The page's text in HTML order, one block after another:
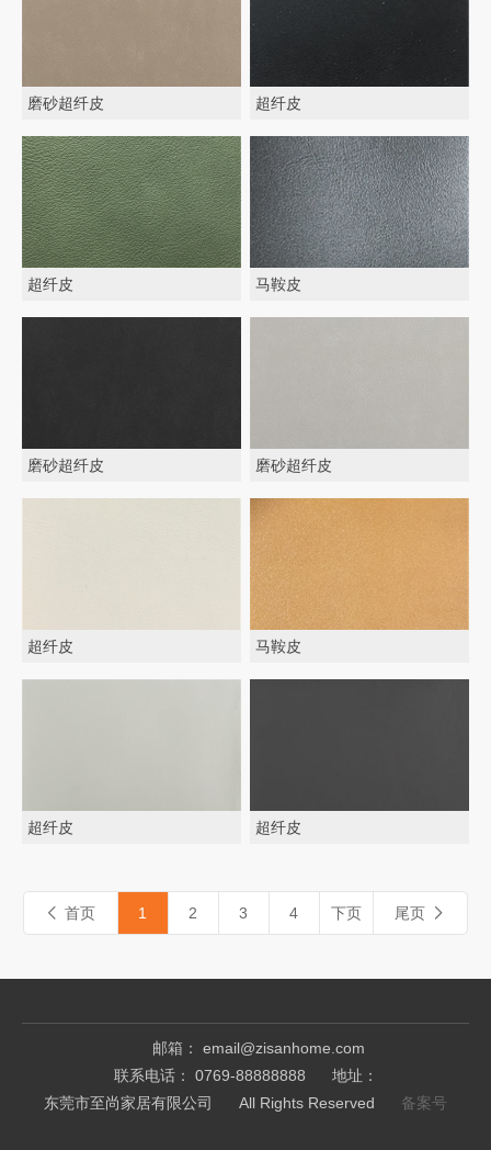
磨砂超纤皮 超纤皮
超纤皮 马鞍皮
磨砂超纤皮 磨砂超纤皮
超纤皮 马鞍皮
超纤皮 超纤皮
 首页 1 2 3 4 下页 尾页 
邮箱： email@zisanhome.com
联系电话： 0769-88888888
地址：
东莞市至尚家居有限公司
All Rights Reserved 备案号